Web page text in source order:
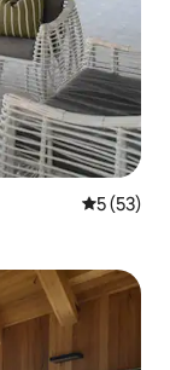
5 de uma
5 (53)